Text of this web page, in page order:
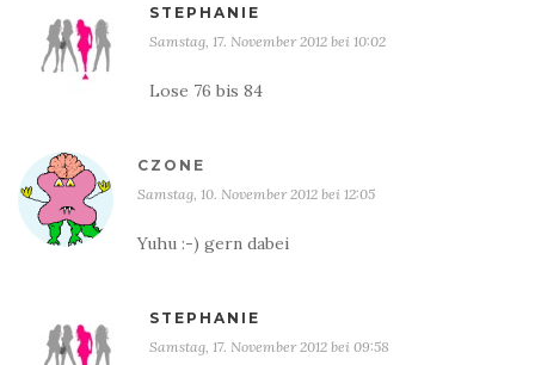
STEPHANIE
Samstag, 17. November 2012 bei 10:02
Lose 76 bis 84
CZONE
Samstag, 10. November 2012 bei 12:05
Yuhu :-) gern dabei
STEPHANIE
Samstag, 17. November 2012 bei 09:58